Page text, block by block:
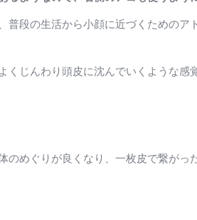
普段の生活から小顔に近づくためのア
じんわり頭皮に沈んでいくような感覚
のめぐりが良くなり、一枚皮で繋がっ